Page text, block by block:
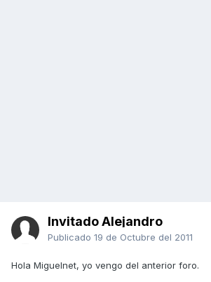
Invitado Alejandro
Publicado 19 de Octubre del 2011
Hola Miguelnet, yo vengo del anterior foro.